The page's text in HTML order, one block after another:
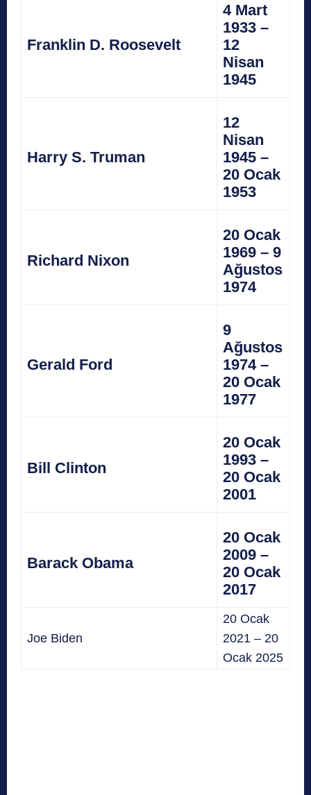
Franklin D. Roosevelt
4 Mart
1933 –
12
Nisan
1945
Harry S. Truman
12
Nisan
1945 –
20 Ocak
1953
Richard Nixon
20 Ocak
1969 – 9
Ağustos
1974
Gerald Ford
9
Ağustos
1974 –
20 Ocak
1977
Bill Clinton
20 Ocak
1993 –
20 Ocak
2001
Barack Obama
20 Ocak
2009 –
20 Ocak
2017
Joe Biden
20 Ocak
2021 – 20
Ocak 2025